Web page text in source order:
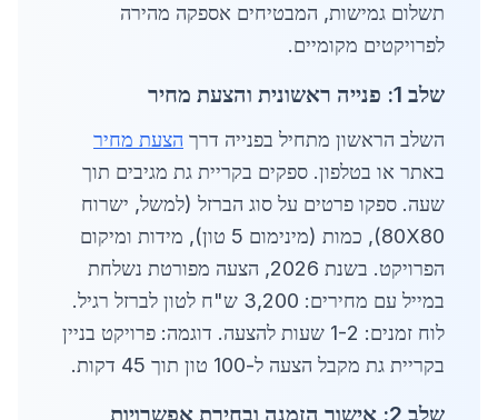
תשלום גמישות, המבטיחים אספקה מהירה
לפרויקטים מקומיים.
שלב 1: פנייה ראשונית והצעת מחיר
השלב הראשון מתחיל בפנייה דרך הצעת מחיר
באתר או בטלפון. ספקים בקריית גת מגיבים תוך
שעה. ספקו פרטים על סוג הברזל (למשל, ישרוח
80X80), כמות (מינימום 5 טון), מידות ומיקום
הפרויקט. בשנת 2026, הצעה מפורטת נשלחת
במייל עם מחירים: 3,200 ש"ח לטון לברזל רגיל.
לוח זמנים: 1-2 שעות להצעה. דוגמה: פרויקט בניין
בקריית גת מקבל הצעה ל-100 טון תוך 45 דקות.
שלב 2: אישור הזמנה ובחירת אפשרויות